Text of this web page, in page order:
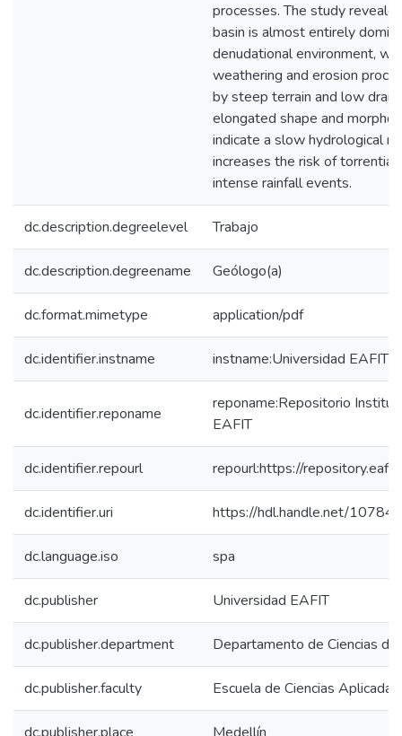
processes. The study
basin is almost entirely
denudational environment,
weathering and erosion
by steep terrain and low
elongated shape and
indicate a slow hydrological
increases the risk of
intense rainfall events.
dc.description.degreelevel Trabajo
dc.description.degreename Geólogo(a)
dc.format.mimetype application/pdf
dc.identifier.instname instname:Universidad EAFIT
dc.identifier.reponame
reponame:Repositorio
EAFIT
dc.identifier.repourl repourl:https://
dc.identifier.uri https://hdl.handle.net/
dc.language.iso spa
dc.publisher Universidad EAFIT
dc.publisher.department Departamento de Ciencias de
dc.publisher.faculty Escuela de Ciencias